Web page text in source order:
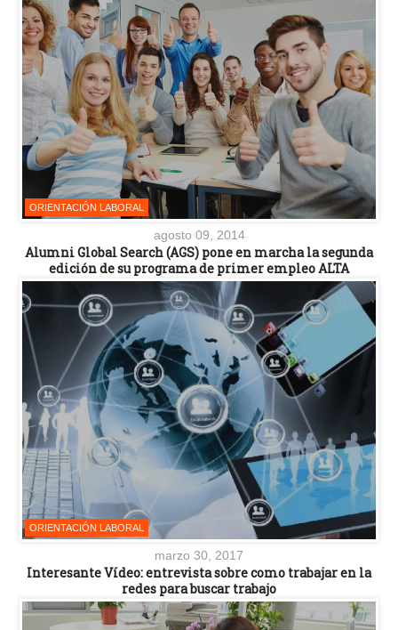
ORIENTACIÓN LABORAL
agosto 09, 2014
Alumni Global Search (AGS) pone en marcha la segunda
edición de su programa de primer empleo ALTA
ORIENTACIÓN LABORAL
marzo 30, 2017
Interesante Vídeo: entrevista sobre como trabajar en la
redes para buscar trabajo